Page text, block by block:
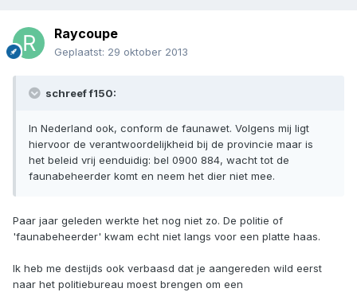
Raycoupe
Geplaatst: 29 oktober 2013
schreef f150:
In Nederland ook, conform de faunawet. Volgens mij ligt
hiervoor de verantwoordelijkheid bij de provincie maar is
het beleid vrij eenduidig: bel 0900 884, wacht tot de
faunabeheerder komt en neem het dier niet mee.
Paar jaar geleden werkte het nog niet zo. De politie of
'faunabeheerder' kwam echt niet langs voor een platte haas.
Ik heb me destijds ook verbaasd dat je aangereden wild eerst
naar het politiebureau moest brengen om een